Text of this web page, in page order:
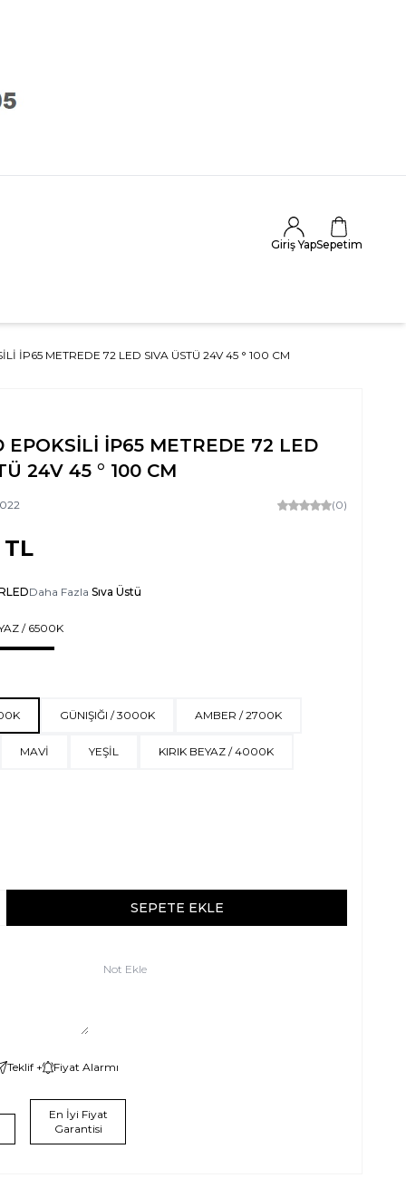
Giriş YapSepetim
İP65 METREDE 72 LED SIVA ÜSTÜ 24V 45 ° 100 CM
EPOKSİLİ İP65 METREDE 72 LED
24V 45 ° 100 CM
(0)
Daha Fazla Sıva Üstü
/ 6500K
GÜNIŞIĞI / 3000K AMBER / 2700K
MAVİ YEŞİL KIRIK BEYAZ / 4000K
SEPETE EKLE
Not Ekle
Teklif + Fiyat Alarmı
En İyi Fiyat
Garantisi